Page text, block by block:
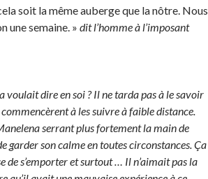
soit la même auberge que la nôtre. Nous
une semaine. » dit l’homme à l’imposant
voulait dire en soi ? Il ne tarda pas à le savoir
à les suivre à faible distance.
serrant plus fortement la main de
garder son calme en toutes circonstances. Ça
de s’emporter et surtout … Il n’aimait pas la